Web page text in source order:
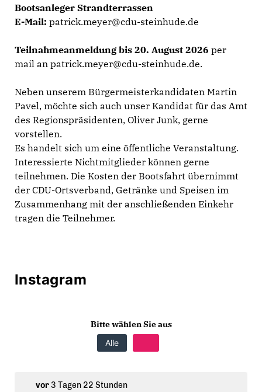
Bootsanleger Strandterrassen
E-Mail: patrick.meyer@cdu-steinhude.de
Teilnahmeanmeldung bis 20. August 2026 per
mail an patrick.meyer@cdu-steinhude.de.
Neben unserem Bürgermeisterkandidaten Martin
Pavel, möchte sich auch unser Kandidat für das Amt
des Regionspräsidenten, Oliver Junk, gerne
vorstellen.
Es handelt sich um eine öffentliche Veranstaltung.
Interessierte Nichtmitglieder können gerne
teilnehmen. Die Kosten der Bootsfahrt übernimmt
der CDU-Ortsverband, Getränke und Speisen im
Zusammenhang mit der anschließenden Einkehr
tragen die Teilnehmer.
Instagram
Bitte wählen Sie aus
Alle
vor3 Tagen 22 Stunden